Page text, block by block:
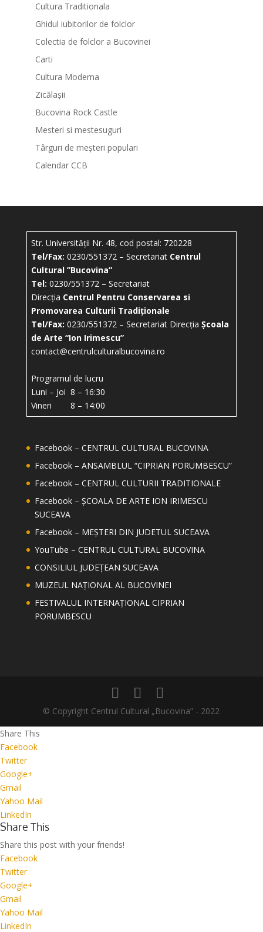
Cultura Traditionala
Ghidul iubitorilor de folclor
Colectia de folclor a Bucovinei
Carti
Cultura Moderna
Zicălașii
Bucovina Rock Castle
Mesteri si mestesuguri
Târguri de meșteri populari
Calendar CCB
Str. Universității Nr. 48, cod postal: 720228
Tel/Fax: 0230/551372 – Secretariat Centrul
Cultural ”Bucovina”
Tel: 0230/551372 – Secretariat
Direcția Centrul Pentru Conservarea si
Promovarea Culturii Tradiționale
Tel/Fax: 0230/551372 – Secretariat Direcția Școala
de Arte “Ion Irimescu”
contact@centrulculturalbucovina.ro
Programul de lucru
Luni – Joi 8 – 16:30
Vineri 8 – 14:00
Facebook – CENTRUL CULTURAL BUCOVINA
Facebook – ANSAMBLUL “CIPRIAN PORUMBESCU”
Facebook – CENTRUL CULTURII TRADITIONALE
Facebook – ȘCOALA DE ARTE ION IRIMESCU
SUCEAVA
Facebook – MEȘTERI DIN JUDETUL SUCEAVA
YouTube – CENTRUL CULTURAL BUCOVINA
CONSILIUL JUDEȚEAN SUCEAVA
MUZEUL NAȚIONAL AL BUCOVINEI
FESTIVALUL INTERNAȚIONAL CIPRIAN
PORUMBESCU
© Copyright Centrul Cultural „Bucovina” - 2022
Share This
Facebook
Twitter
Google+
Gmail
Yahoo Mail
LinkedIn
Share This
Share this post with your friends!
Facebook
Twitter
Google+
Gmail
Yahoo Mail
LinkedIn